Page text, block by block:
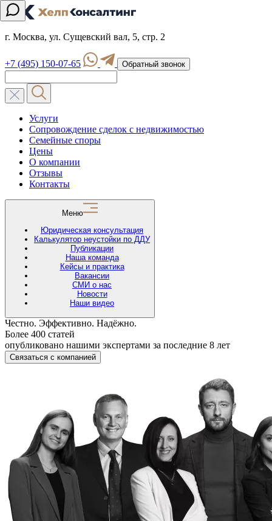
г. Москва, ул. Сущевский вал, 5, стр. 2
+7 (495) 150-07-65 Обратный звонок
Услуги
Сопровождение сделок с недвижимостью
Семейные споры
Цены
О компании
Отзывы
Контакты
Меню
Юридическая консультация
Калькулятор неустойки по ДДУ
Публикации
Наша команда
Кейсы и практика
Вакансии
СМИ о нас
Новости
Наши видео
Честно. Эффективно. Надёжно.
Более 400 статей
опубликовано нашими экспертами за последние 8 лет
Связаться с компанией